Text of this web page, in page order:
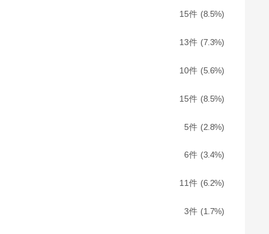
15 8.5
13 7.3
10 5.6
15 8.5
5 2.8
6 3.4
11 6.2
3 1.7